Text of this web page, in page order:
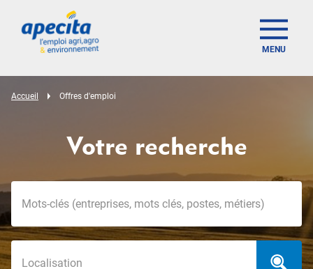
MENU
Accueil Offres d'emploi
Votre recherche